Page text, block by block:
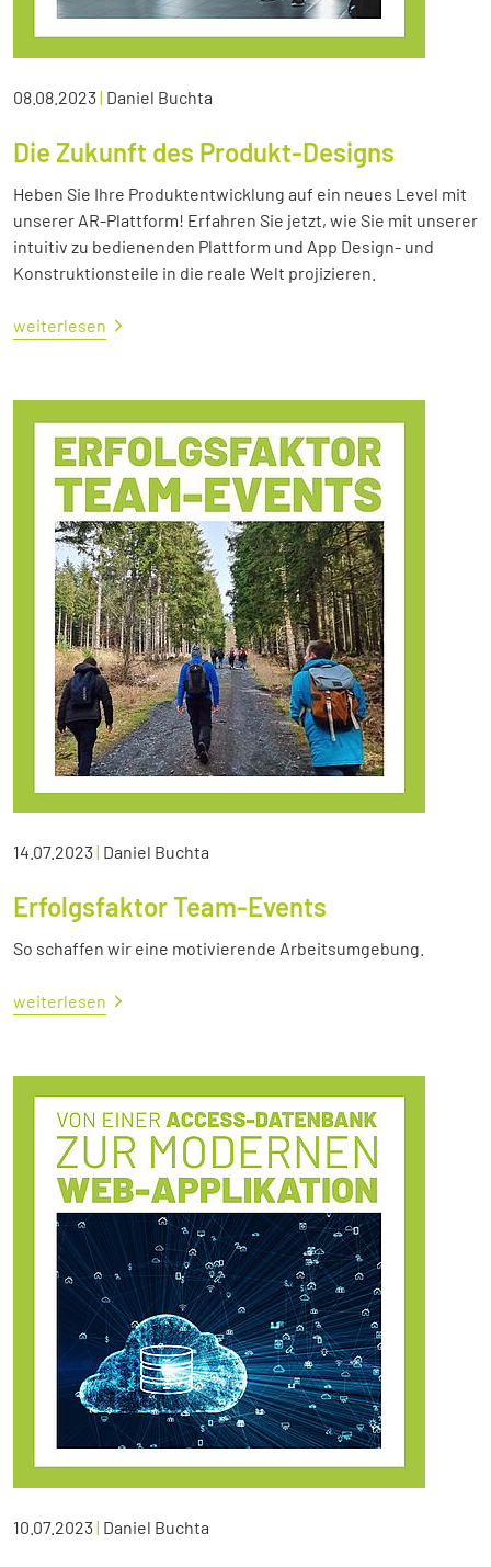
08.08.2023| Daniel Buchta
Die Zukunft des Produkt-Designs
Heben Sie Ihre Produktentwicklung auf ein neues Level mit
unserer AR-Plattform! Erfahren Sie jetzt, wie Sie mit unserer
intuitiv zu bedienenden Plattform und App Design- und
Konstruktionsteile in die reale Welt projizieren.
weiterlesen
14.07.2023| Daniel Buchta
Erfolgsfaktor Team-Events
So schaffen wir eine motivierende Arbeitsumgebung.
weiterlesen
10.07.2023| Daniel Buchta